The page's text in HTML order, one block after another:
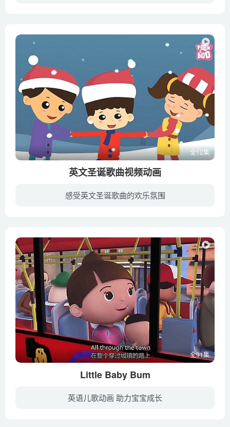
全12集
英文圣诞歌曲视频动画
感受英文圣诞歌曲的欢乐氛围
全91集
Little Baby Bum
英语儿歌动画 助力宝宝成长